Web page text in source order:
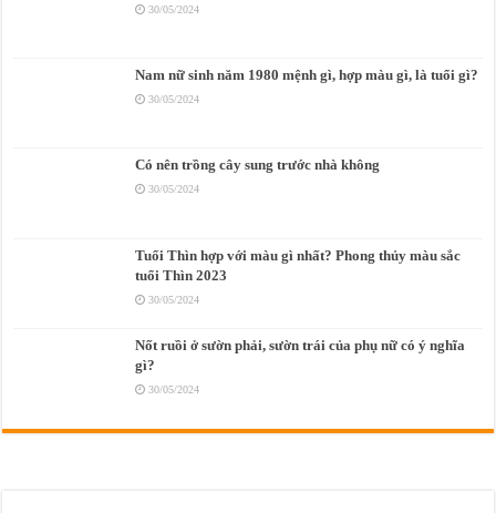
30/05/2024
Nam nữ sinh năm 1980 mệnh gì, hợp màu gì, là tuổi gì?
30/05/2024
Có nên trồng cây sung trước nhà không
30/05/2024
Tuổi Thìn hợp với màu gì nhất? Phong thủy màu sắc
tuổi Thìn 2023
30/05/2024
Nốt ruồi ở sườn phải, sườn trái của phụ nữ có ý nghĩa
gì?
30/05/2024